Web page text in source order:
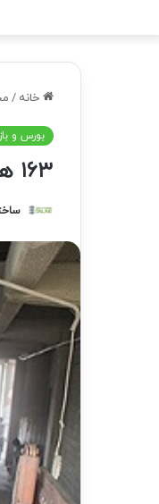
خانه /
بورس و
۱۶۳ هزار تن سیمان در بورس کالا معامله شد